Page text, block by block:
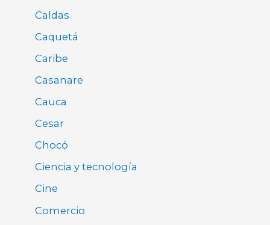
Caldas
Caquetá
Caribe
Casanare
Cauca
Cesar
Chocó
Ciencia y tecnología
Cine
Comercio